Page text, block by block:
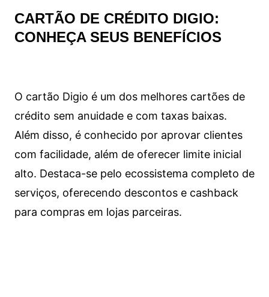
CARTÃO DE CRÉDITO DIGIO:
CONHEÇA SEUS BENEFÍCIOS
O cartão Digio é um dos melhores cartões de
crédito sem anuidade e com taxas baixas.
Além disso, é conhecido por aprovar clientes
com facilidade, além de oferecer limite inicial
alto. Destaca-se pelo ecossistema completo de
serviços, oferecendo descontos e cashback
para compras em lojas parceiras.